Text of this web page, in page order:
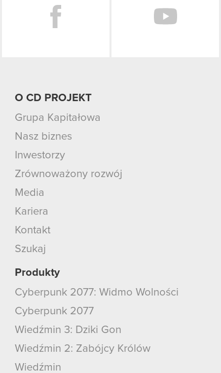
O CD PROJEKT
Grupa Kapitałowa
Nasz biznes
Inwestorzy
Zrównoważony rozwój
Media
Kariera
Kontakt
Szukaj
Produkty
Cyberpunk 2077: Widmo Wolności
Cyberpunk 2077
Wiedźmin 3: Dziki Gon
Wiedźmin 2: Zabójcy Królów
Wiedźmin